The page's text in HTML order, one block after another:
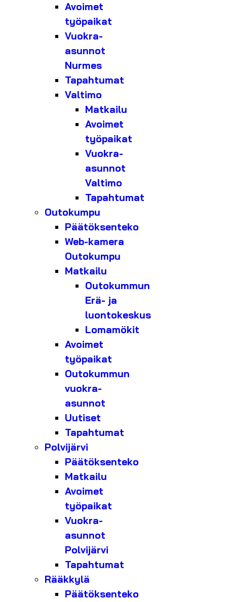
Avoimet
työpaikat
Vuokra-
asunnot
Nurmes
Tapahtumat
Valtimo
Matkailu
Avoimet
työpaikat
Vuokra-
asunnot
Valtimo
Tapahtumat
Outokumpu
Päätöksenteko
Web-kamera
Outokumpu
Matkailu
Outokummun
Erä- ja
luontokeskus
Lomamökit
Avoimet
työpaikat
Outokummun
vuokra-
asunnot
Uutiset
Tapahtumat
Polvijärvi
Päätöksenteko
Matkailu
Avoimet
työpaikat
Vuokra-
asunnot
Polvijärvi
Tapahtumat
Rääkkylä
Päätöksenteko